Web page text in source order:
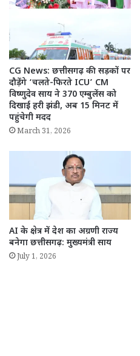
CG News: छत्तीसगढ़ की सड़कों पर
दौड़ेंगे ‘चलते-फिरते ICU’ CM
विष्णुदेव साय ने 370 एम्बुलेंस को
दिखाई हरी झंडी, अब 15 मिनट में
पहुंचेगी मदद
March 31, 2026
AI के क्षेत्र में देश का अग्रणी राज्य
बनेगा छत्तीसगढ़: मुख्यमंत्री साय
July 1, 2026